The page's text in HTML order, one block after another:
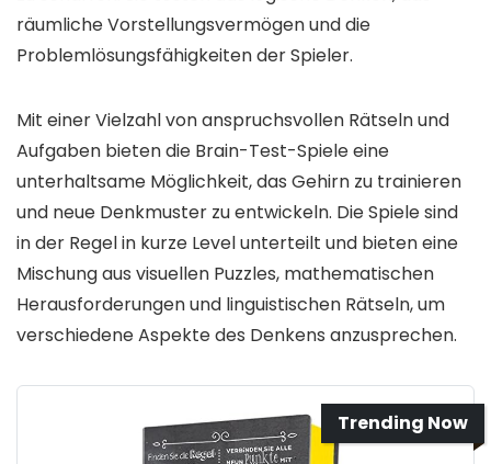
räumliche Vorstellungsvermögen und die
Problemlösungsfähigkeiten der Spieler.
Mit einer Vielzahl von anspruchsvollen Rätseln und
Aufgaben bieten die Brain-Test-Spiele eine
unterhaltsame Möglichkeit, das Gehirn zu trainieren
und neue Denkmuster zu entwickeln. Die Spiele sind
in der Regel in kurze Level unterteilt und bieten eine
Mischung aus visuellen Puzzles, mathematischen
Herausforderungen und linguistischen Rätseln, um
verschiedene Aspekte des Denkens anzusprechen.
Trending Now